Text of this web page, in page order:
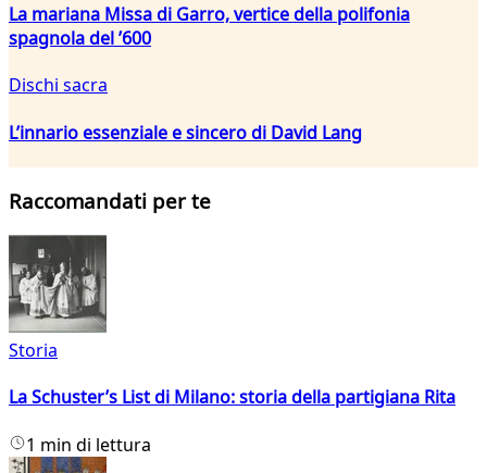
La mariana Missa di Garro, vertice della polifonia
spagnola del ’600
Dischi sacra
L’innario essenziale e sincero di David Lang
Raccomandati per te
Storia
La Schuster’s List di Milano: storia della partigiana Rita
1 min di lettura